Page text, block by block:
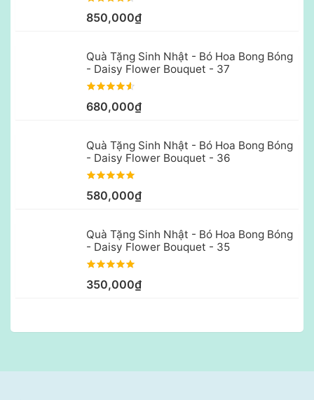
850,000₫
Quà Tặng Sinh Nhật - Bó Hoa Bong Bóng
- Daisy Flower Bouquet - 37
680,000₫
Quà Tặng Sinh Nhật - Bó Hoa Bong Bóng
- Daisy Flower Bouquet - 36
580,000₫
Quà Tặng Sinh Nhật - Bó Hoa Bong Bóng
- Daisy Flower Bouquet - 35
350,000₫